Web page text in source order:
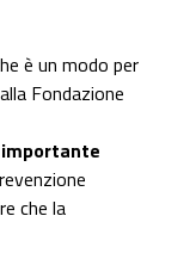
è un modo per
Fondazione
che la